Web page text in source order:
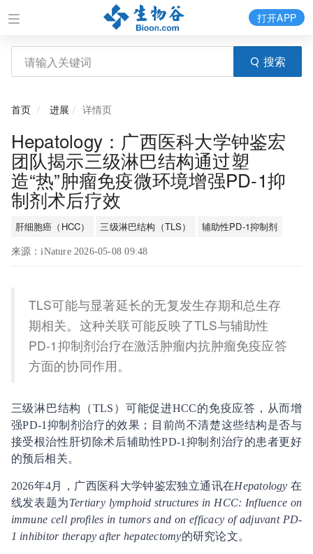
搜索
打开APP
首页 进展 详情页
Hepatology：广西医科大学钟鉴宏
团队揭示三级淋巴结构通过塑
造“热”肿瘤免疫微环境增强PD-1抑
制剂术后疗效
肝细胞癌（HCC） 三级淋巴结构（TLS） 辅助性PD-1抑制剂
来源：iNature 2026-05-08 09:48
TLS可能与显著延长的无复发生存期和总生存
期相关。这种关联可能反映了TLS与辅助性
PD-1抑制剂治疗在激活肿瘤内抗肿瘤免疫应答
方面的协同作用。
三级淋巴结构（TLS）可能促进HCC的免疫应答，从而增
强PD-1抑制剂治疗的效果；目前尚不清楚这些结构是否与
接受根治性肝切除术后辅助性PD-1抑制剂治疗的患者更好
的预后相关。
2026年4月，广西医科大学钟鉴宏独立通讯在Hepatology在
线发表题为Tertiary lymphoid structures in HCC: Influence on
immune cell profiles in tumors and on efficacy of adjuvant PD-
1 inhibitor therapy after hepatectomy的研究论文。